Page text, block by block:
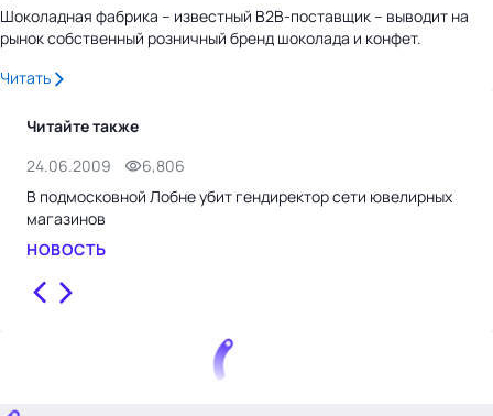
Шоколадная фабрика – известный B2B-поставщик – выводит на
рынок собственный розничный бренд шоколада и конфет.
Читать
Читайте также
24.06.2009
6,806
В подмосковной Лобне убит гендиректор сети ювелирных
магазинов
НОВОСТЬ